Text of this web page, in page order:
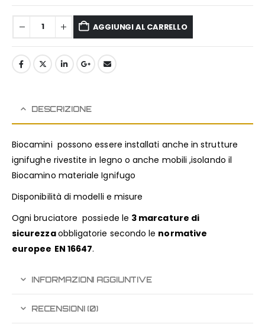
AGGIUNGI AL CARRELLO
DESCRIZIONE
Biocamini possono essere installati anche in strutture
ignifughe rivestite in legno o anche mobili ,isolando il
Biocamino materiale Ignifugo
Disponibilità di modelli e misure
Ogni bruciatore possiede le 3 marcature di
sicurezzaobbligatorie secondo le normative
europee EN 16647.
INFORMAZIONI AGGIUNTIVE
RECENSIONI (0)